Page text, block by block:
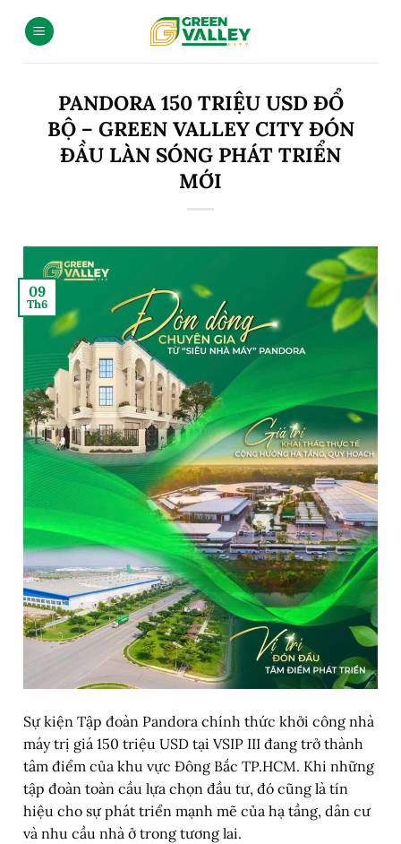
PANDORA 150 TRIỆU USD ĐỔ
BỘ – GREEN VALLEY CITY ĐÓN
ĐẦU LÀN SÓNG PHÁT TRIỂN
MỚI
09
Th6
Sự kiện Tập đoàn Pandora chính thức khởi công nhà
máy trị giá 150 triệu USD tại VSIP III đang trở thành
tâm điểm của khu vực Đông Bắc TP.HCM. Khi những
tập đoàn toàn cầu lựa chọn đầu tư, đó cũng là tín
hiệu cho sự phát triển mạnh mẽ của hạ tầng, dân cư
và nhu cầu nhà ở trong tương lai.